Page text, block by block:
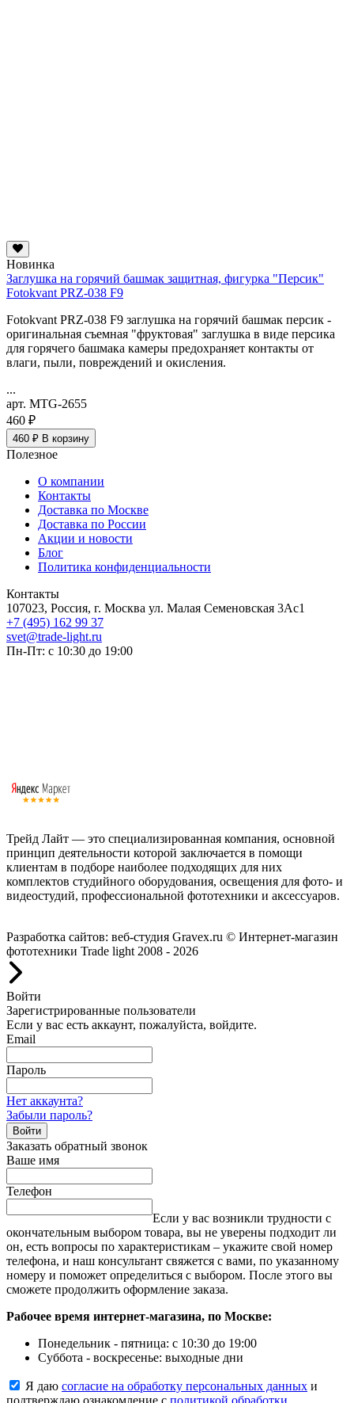
Новинка
Заглушка на горячий башмак защитная, фигурка "Персик"
Fotokvant PRZ-038 F9
Fotokvant PRZ-038 F9 заглушка на горячий башмак персик -
оригинальная съемная "фруктовая" заглушка в виде персика
для горячего башмака камеры предохраняет контакты от
влаги, пыли, повреждений и окисления.
...
арт. MTG-2655
460 ₽
460 ₽ В корзину
Полезное
О компании
Контакты
Доставка по Москве
Доставка по России
Акции и новости
Блог
Политика конфиденциальности
Контакты
107023, Россия, г. Москва ул. Малая Семеновская 3Ас1
+7 (495) 162 99 37
svet@trade-light.ru
Пн-Пт: с 10:30 до 19:00
Трейд Лайт — это специализированная компания, основной
принцип деятельности которой заключается в помощи
клиентам в подборе наиболее подходящих для них
комплектов студийного оборудования, освещения для фото- и
видеостудий, профессиональной фототехники и аксессуаров.
Разработка сайтов: веб-студия Gravex.ru © Интернет-магазин
фототехники Trade light 2008 - 2026
Войти
Зарегистрированные пользователи
Если у вас есть аккаунт, пожалуйста, войдите.
Email
Пароль
Нет аккаунта?
Забыли пароль?
Войти
Заказать обратный звонок
Ваше имя
Телефон
Если у вас возникли трудности с
окончательным выбором товара, вы не уверены подходит ли
он, есть вопросы по характеристикам – укажите свой номер
телефона, и наш консультант свяжется с вами, по указанному
номеру и поможет определиться с выбором. После этого вы
сможете продолжить оформление заказа.
Рабочее время интернет-магазина, по Москве:
Понедельник - пятница: с 10:30 до 19:00
Суббота - воскресенье: выходные дни
Я даю согласие на обработку персональных данных и
подтверждаю ознакомление с политикой обработки